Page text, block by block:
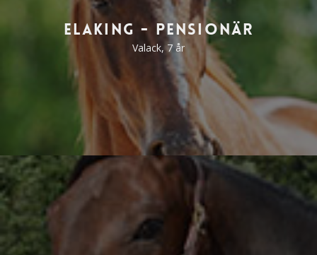
Elaking - Pensionär
Valack, 7 år